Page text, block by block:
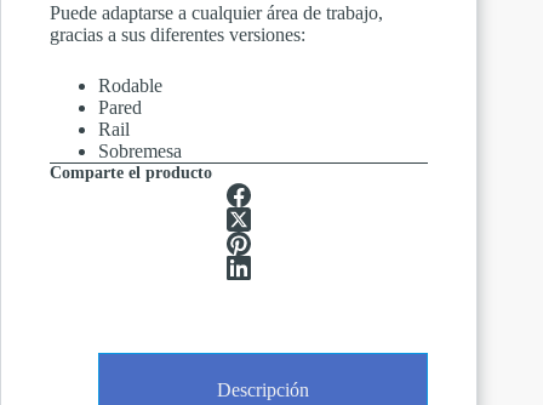
Puede adaptarse a cualquier área de trabajo,
gracias a sus diferentes versiones:
Rodable
Pared
Rail
Sobremesa
Comparte el producto
Descripción